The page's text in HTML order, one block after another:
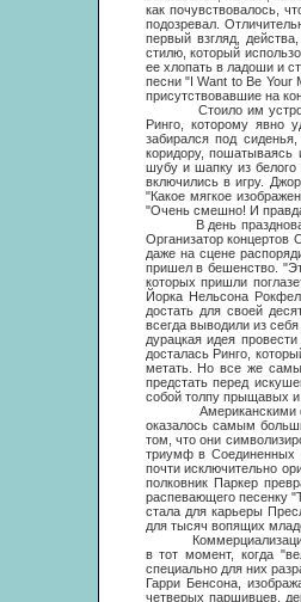
как почувствовалось,
подозревал.
первый взгляд,
стилю, который
ее хлопать в ладоши и
песни "I Want to Be Your
присутствовавшие на
Стоило им
Ринго, которому явно
забирался под
коридору,
шубу и шапку из белого
включились в игру.
"Какое мягкое
"Очень смешно! И
В день празднования
Организатор
даже на сцене
пришел в бешенство.
которых пришли
Йорка Нельсона
достать для своей
всегда выводили из
дурацкая идея
досталась Ринго,
метать. Но все же
предстать перед
собой толпу прыщавых и
Американскими
оказалось самым
том, что они
триумф в Соединенных
почти исключительно
полковник Паркер
распевающего песенку
стала для карьеры
для тысяч вопящих
Коммерциализация
в тот момент, когда
специально для них
Гарри Бенсона,
четверых паршивцев,